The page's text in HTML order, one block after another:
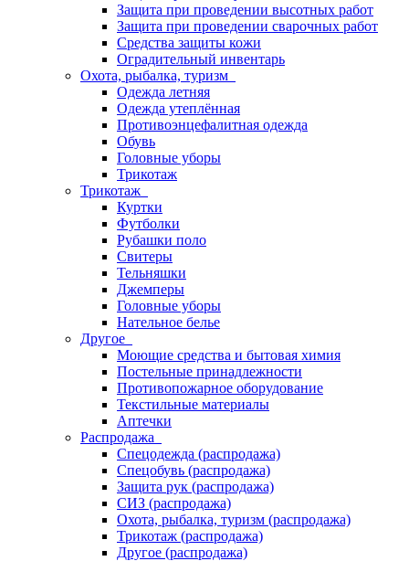
Защита при проведении высотных работ
Защита при проведении сварочных работ
Средства защиты кожи
Оградительный инвентарь
Охота, рыбалка, туризм
Одежда летняя
Одежда утеплённая
Противоэнцефалитная одежда
Обувь
Головные уборы
Трикотаж
Трикотаж
Куртки
Футболки
Рубашки поло
Свитеры
Тельняшки
Джемперы
Головные уборы
Нательное белье
Другое
Моющие средства и бытовая химия
Постельные принадлежности
Противопожарное оборудование
Текстильные материалы
Аптечки
Распродажа
Спецодежда (распродажа)
Спецобувь (распродажа)
Защита рук (распродажа)
СИЗ (распродажа)
Охота, рыбалка, туризм (распродажа)
Трикотаж (распродажа)
Другое (распродажа)